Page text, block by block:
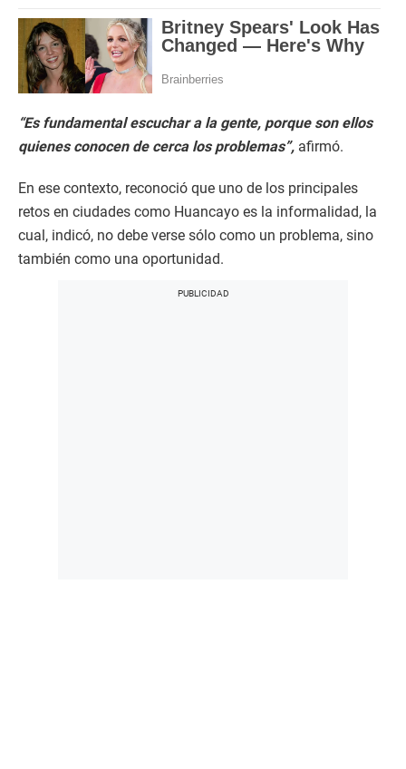
“Es fundamental escuchar a la gente, porque son ellos
quienes conocen de cerca los problemas”, afirmó.
En ese contexto, reconoció que uno de los principales
retos en ciudades como Huancayo es la informalidad, la
cual, indicó, no debe verse sólo como un problema, sino
también como una oportunidad.